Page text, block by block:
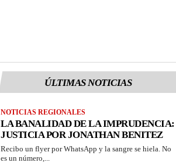
ÚLTIMAS NOTICIAS
NOTICIAS REGIONALES
LA BANALIDAD DE LA IMPRUDENCIA:
JUSTICIA POR JONATHAN BENITEZ
Recibo un flyer por WhatsApp y la sangre se hiela. No
es un número,...